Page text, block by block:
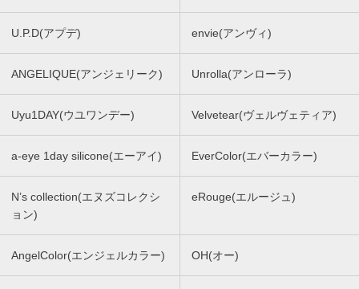
U.P.D(アプデ) envie(アンヴィ)
ANGELIQUE(アンジェリーク) Unrolla(アンローラ)
Uyu1DAY(ウユワンデー) Velvetear(ヴェルヴェティア)
a-eye 1day silicone(エーアイ) EverColor(エバーカラー)
N’s collection(エヌズコレクシ
ョン)
eRouge(エルージュ)
AngelColor(エンジェルカラー) OH(オー)